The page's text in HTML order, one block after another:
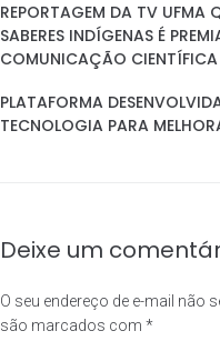
REPORTAGEM DA TV UFMA
SABERES INDÍGENAS É
COMUNICAÇÃO CIENTÍFICA
PLATAFORMA
TECNOLOGIA PARA
Deixe um
O seu endereço de e-mail não
são marcados com *